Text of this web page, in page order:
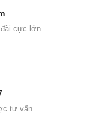
cực lớn
tư vấn